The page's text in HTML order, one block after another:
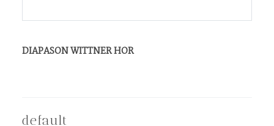
DIAPASON WITTNER HOR
default